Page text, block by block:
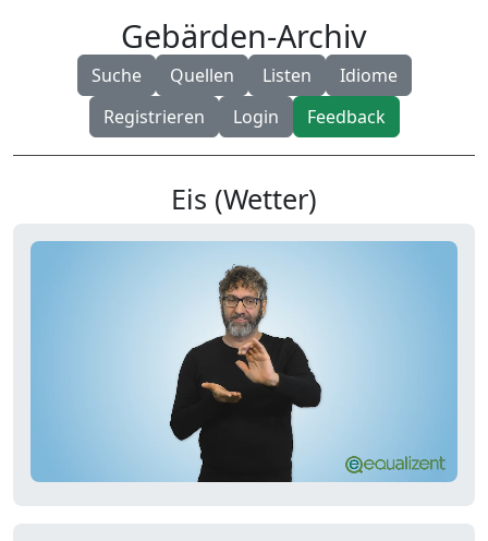
Gebärden-Archiv
Suche Quellen Listen
Idiome
Registrieren
Login Feedback
Eis (Wetter)